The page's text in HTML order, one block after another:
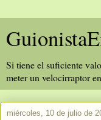
Si tiene el suficiente
meter un velocirraptor
miércoles, 10 de julio de